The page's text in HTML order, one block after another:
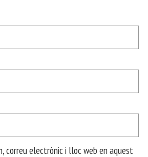
correu electrònic i lloc web en aquest